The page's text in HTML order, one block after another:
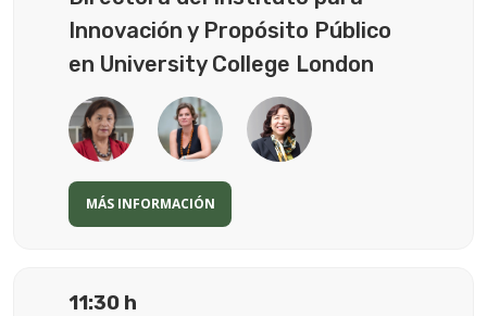
Innovación y Propósito Público
en University College London
MÁS INFORMACIÓN
11:30 h